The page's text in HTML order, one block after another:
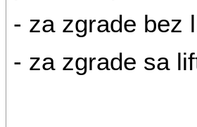
- za zgrade bez
- za zgrade sa